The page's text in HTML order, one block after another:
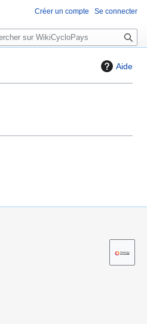
Aide
Créer un compte Se connecter